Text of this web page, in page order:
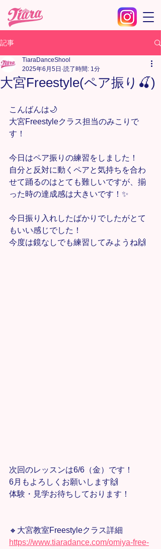
記事
大宮Freestyle(ペア振り🍒)
TiaraDanceShool
2025年6月5日 読了時間: 1分
こんばんは🌙
大宮Freestyleクラス担当のみこりで
す！
今日はペア振りの練習をしました！
自分と反対に動くペアと気持ちを合わ
せて踊るのはとても難しいですが、揃
った時の達成感は大きいです！✨
今日振り入れしたばかりでしたがとて
もいい感じでした！
今度は鏡なしでも練習してみようね🙌
次回のレッスンは6/6（金）です！
6月もよろしくお願いします🙌
体験・見学お待ちしております！
🔸大宮教室Freestyleクラス詳細
https://www.tiaradance.com/omiya-free-